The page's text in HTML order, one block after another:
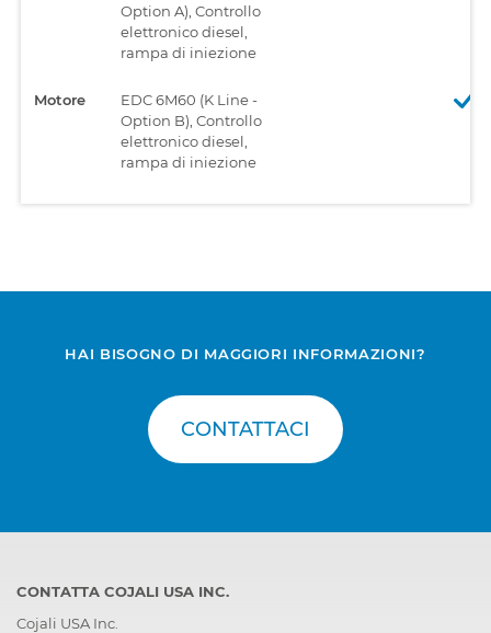
Option A), Controllo
elettronico diesel,
rampa di iniezione
Motore
EDC 6M60 (K Line -
Option B), Controllo
elettronico diesel,
rampa di iniezione
HAI BISOGNO DI MAGGIORI INFORMAZIONI?
CONTATTACI
CONTATTA COJALI USA INC.
Cojali USA Inc.